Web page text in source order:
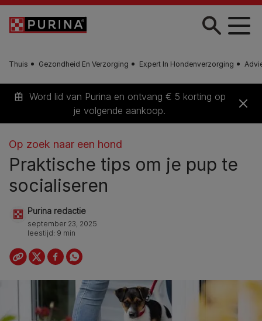
Skip to main content
Thuis Gezondheid En Verzorging Expert In Hondenverzorging
Word lid van Purina en ontvang € 5 korting op
je volgende aankoop.
Op zoek naar een hond
Praktische tips om je pup te
socialiseren
Purina redactie
september 23, 2025
leestijd: 9 min